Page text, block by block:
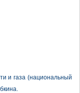
и газа (национальный